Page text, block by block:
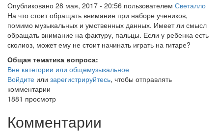
Опубликовано 28 мая, 2017 - 20:56 пользователем Светалло
На что стоит обращать внимание при наборе учеников,
помимо музыкальных и умственных данных. Имеет ли смысл
обращать внимание на фактуру, пальцы. Если у ребенка есть
сколиоз, может ему не стоит начинать играть на гитаре?
Общая тематика вопроса:
Вне категории или общемузыкальное
Войдите или зарегистрируйтесь, чтобы отправлять
комментарии
1881 просмотр
Комментарии